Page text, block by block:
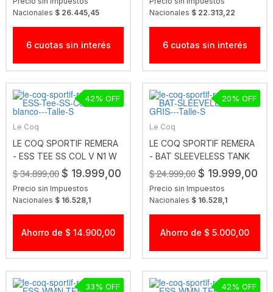
Nacionales $ 26.445,45
6 cuotas sin interés
Nacionales $ 22.313,22
6 cuotas sin interés
Le Coq
LE COQ SPORTIF REMERA
- ESS TEE SS COL V N1 W
BLANCO
$ 34.899,00 $ 19.999,00
Precio sin Impuestos
Nacionales $ 16.528,1
42
Ahorro de $ 14.900,00
Le Coq
LE COQ SPORTIF REMERA
- BAT SLEEVELESS TANK
GRIS
$ 24.999,00 $ 19.999,00
Precio sin Impuestos
Nacionales $ 16.528,1
20
Ahorro de $ 5.000,00
33 42